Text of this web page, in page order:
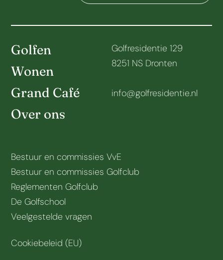
Golfen
Wonen
Grand Café
Over ons
Golfresidentie 129
8251 NS Dronten
info@golfresidentie.nl
Bestuur en commissies VvE
Bestuur en commissies Golfclub
Reglementen Golfclub
De Golfschool
Veelgestelde vragen
Cookiebeleid (EU)